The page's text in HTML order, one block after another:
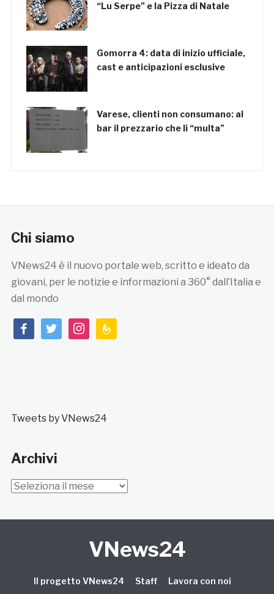
“Lu Serpe” e la Pizza di Natale
Gomorra 4: data di inizio ufficiale,
cast e anticipazioni esclusive
Varese, clienti non consumano: al
bar il prezzario che li “multa”
Chi siamo
VNews24 è il nuovo portale web, scritto e ideato da
giovani, per le notizie e informazioni a 360° dall’Italia e
dal mondo
facebooktwitterinstagramfeedburner
Tweets by VNews24
Archivi
Archivi
VNews24
Il progetto VNews24 Staff
Lavora con noi